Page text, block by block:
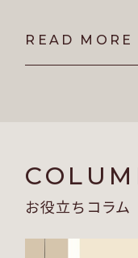
READ MORE
お役立ちコラム